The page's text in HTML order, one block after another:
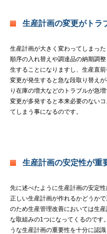
生産計画の変更がトラ
生産計画が大きく変わってしまっ
順序の入れ替えや調達品の納期調
生することになりますし、生産直
変更が発生すると急な段取り替え
り在庫の増大などのトラブルが急
変更が多発すると本来必要のない
てしまう事になるのです。
生産計画の安定性が重
先に述べたように生産計画の安定
正しい生産計画が作れるかどうか
のため生産管理改善においては生
な取組みの1つになってくるのです
うな生産計画の重要性を十分に認